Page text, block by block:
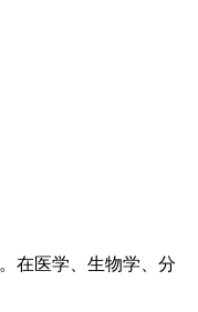
。在医学、生物学、分